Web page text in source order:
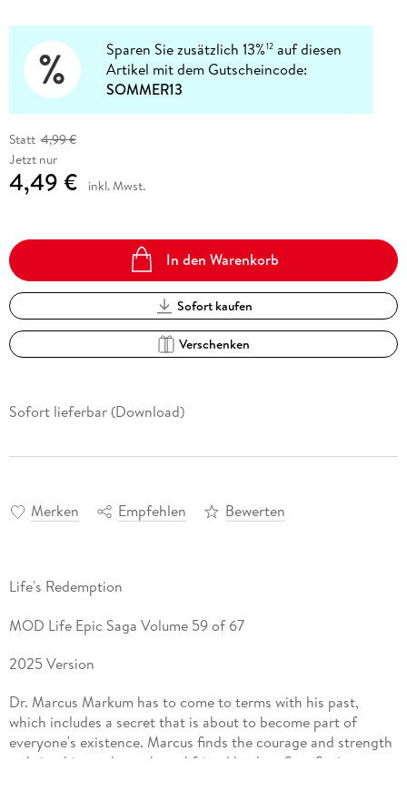
Sparen Sie zusätzlich 13%12 auf diesen
Artikel mit dem Gutscheincode:
SOMMER13
Statt 4,99 €
Jetzt nur
4,49 € inkl. Mwst.
In den Warenkorb
Sofort kaufen
Verschenken
Sofort lieferbar (Download)
Merken Empfehlen Bewerten
Life's Redemption
MOD Life Epic Saga Volume 59 of 67
2025 Version
Dr. Marcus Markum has to come to terms with his past,
which includes a secret that is about to become part of
everyone's existence. Marcus finds the courage and strength
to bring his newly awakened friend back to Sars Springs.